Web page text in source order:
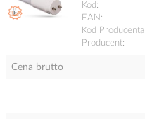
Kod
EAN
Kod Producenta
Producent
Cena brutto